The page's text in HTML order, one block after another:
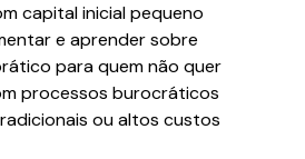
capital inicial pequeno
e aprender sobre
para quem não quer
processos burocráticos
ou altos custos